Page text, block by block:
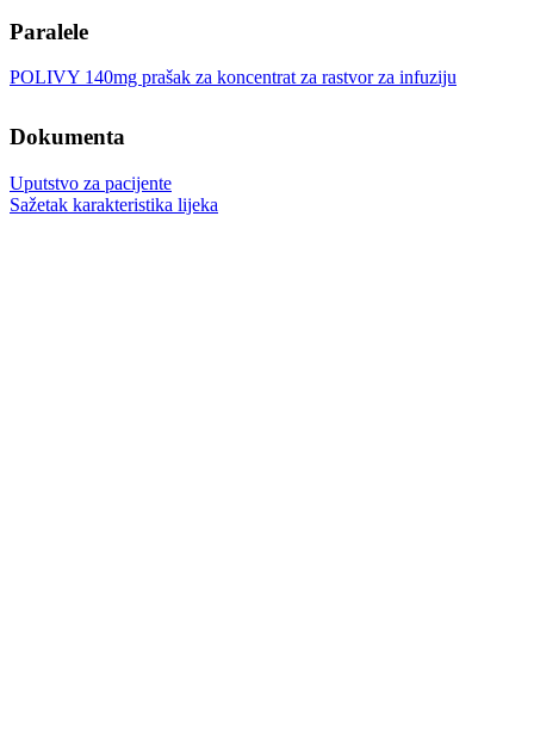
Paralele
POLIVY 140mg prašak za koncentrat za rastvor za infuziju
Dokumenta
Uputstvo za pacijente
Sažetak karakteristika lijeka